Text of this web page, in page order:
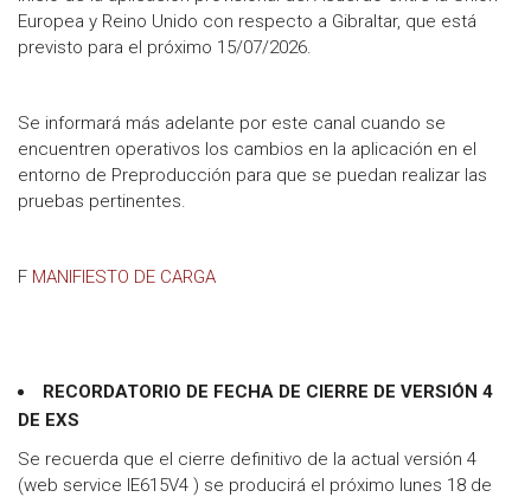
Europea y Reino Unido con respecto a Gibraltar, que está
previsto para el próximo 15/07/2026.
Se informará más adelante por este canal cuando se
encuentren operativos los cambios en la aplicación en el
entorno de Preproducción para que se puedan realizar las
pruebas pertinentes.
F MANIFIESTO DE CARGA
RECORDATORIO DE FECHA DE CIERRE DE VERSIÓN 4
DE EXS
Se recuerda que el cierre definitivo de la actual versión 4
(web service IE615V4 ) se producirá el próximo lunes 18 de